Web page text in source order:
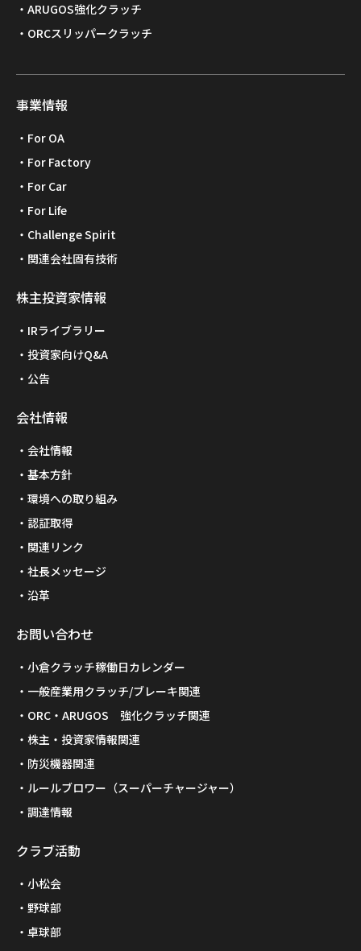
ARUGOS強化クラッチ
ORCスリッパークラッチ
事業情報
For OA
For Factory
For Car
For Life
Challenge Spirit
関連会社固有技術
株主投資家情報
IRライブラリー
投資家向けQ&A
公告
会社情報
会社情報
基本方針
環境への取り組み
認証取得
関連リンク
社長メッセージ
沿革
お問い合わせ
小倉クラッチ稼働日カレンダー
一般産業用クラッチ/ブレーキ関連
ORC・ARUGOS 強化クラッチ関連
株主・投資家情報関連
防災機器関連
ルールブロワー（スーパーチャージャー）
調達情報
クラブ活動
小松会
野球部
卓球部